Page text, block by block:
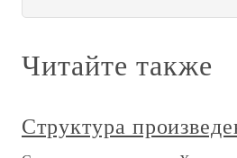
Читайте также
Структура